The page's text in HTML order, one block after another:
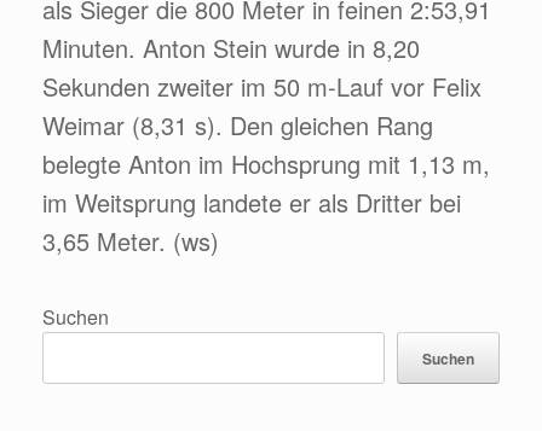
als Sieger die 800 Meter in feinen 2:53,91
Minuten. Anton Stein wurde in 8,20
Sekunden zweiter im 50 m-Lauf vor Felix
Weimar (8,31 s). Den gleichen Rang
belegte Anton im Hochsprung mit 1,13 m,
im Weitsprung landete er als Dritter bei
3,65 Meter. (ws)
Suchen
Suchen